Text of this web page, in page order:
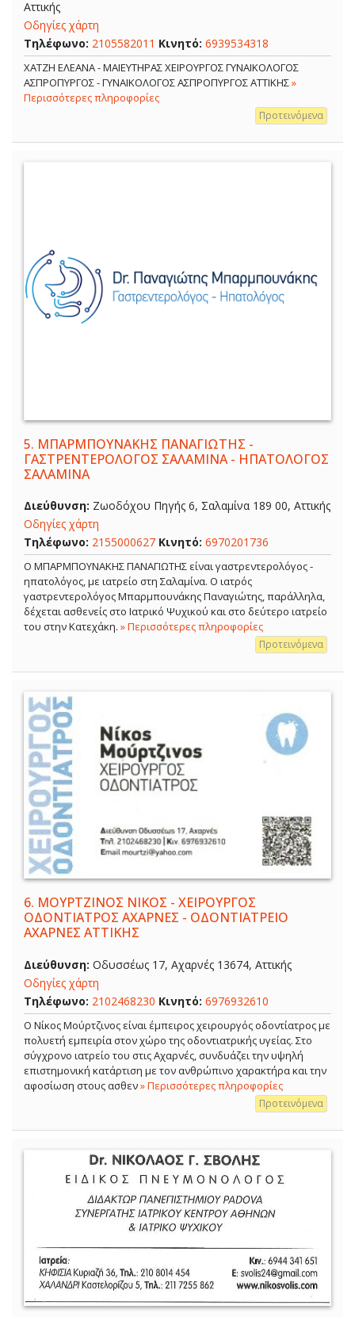
Αττικής
Οδηγίες χάρτη
Τηλέφωνο: 2105582011 Κινητό: 6939534318
ΧΑΤΖΗ ΕΛΕΑΝΑ - ΜΑΙΕΥΤΗΡΑΣ ΧΕΙΡΟΥΡΓΟΣ ΓΥΝΑΙΚΟΛΟΓΟΣ
ΑΣΠΡΟΠΥΡΓΟΣ - ΓΥΝΑΙΚΟΛΟΓΟΣ ΑΣΠΡΟΠΥΡΓΟΣ ΑΤΤΙΚΗΣ»
Περισσότερες πληροφορίες
Προτεινόμενα
5. ΜΠΑΡΜΠΟΥΝΑΚΗΣ ΠΑΝΑΓΙΩΤΗΣ -
ΓΑΣΤΡΕΝΤΕΡΟΛΟΓΟΣ ΣΑΛΑΜΙΝΑ - ΗΠΑΤΟΛΟΓΟΣ
ΣΑΛΑΜΙΝΑ
Διεύθυνση: Ζωοδόχου Πηγής 6, Σαλαμίνα 189 00, Αττικής
Οδηγίες χάρτη
Τηλέφωνο: 2155000627 Κινητό: 6970201736
Ο ΜΠΑΡΜΠΟΥΝΑΚΗΣ ΠΑΝΑΓΙΩΤΗΣ είναι γαστρεντερολόγος -
ηπατολόγος, με ιατρείο στη Σαλαμίνα. Ο ιατρός
γαστρεντερολόγος Μπαρμπουνάκης Παναγιώτης, παράλληλα,
δέχεται ασθενείς στο Ιατρικό Ψυχικού και στο δεύτερο ιατρείο
του στην Κατεχάκη. » Περισσότερες πληροφορίες
Προτεινόμενα
6. ΜΟΥΡΤΖΙΝΟΣ ΝΙΚΟΣ - ΧΕΙΡΟΥΡΓΟΣ
ΟΔΟΝΤΙΑΤΡΟΣ ΑΧΑΡΝΕΣ - ΟΔΟΝΤΙΑΤΡΕΙΟ
ΑΧΑΡΝΕΣ ΑΤΤΙΚΗΣ
Διεύθυνση: Οδυσσέως 17, Αχαρνές 13674, Αττικής
Οδηγίες χάρτη
Τηλέφωνο: 2102468230 Κινητό: 6976932610
Ο Νίκος Μούρτζινος είναι έμπειρος χειρουργός οδοντίατρος με
πολυετή εμπειρία στον χώρο της οδοντιατρικής υγείας. Στο
σύγχρονο ιατρείο του στις Αχαρνές, συνδυάζει την υψηλή
επιστημονική κατάρτιση με τον ανθρώπινο χαρακτήρα και την
αφοσίωση στους ασθεν» Περισσότερες πληροφορίες
Προτεινόμενα